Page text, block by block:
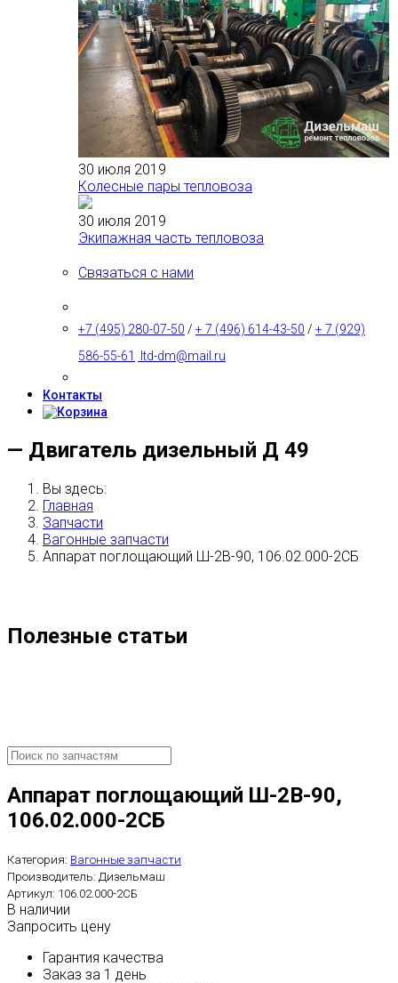
30 июля 2019
Колесные пары тепловоза
30 июля 2019
Экипажная часть тепловоза
Связаться с нами
+7 (495) 280-07-50 / + 7 (496) 614-43-50 / + 7 (929)
586-55-61
ltd-dm@mail.ru
Контакты
— Двигатель дизельный Д 49
Вы здесь:
Главная
Запчасти
Вагонные запчасти
Аппарат поглощающий Ш-2В-90, 106.02.000-2СБ
Полезные статьи
Аппарат поглощающий Ш-2В-90,
106.02.000-2СБ
Категория: Вагонные запчасти
Производитель: Дизельмаш
Артикул: 106.02.000-2СБ
В наличии
Запросить цену
Гарантия качества
Заказ за 1 день